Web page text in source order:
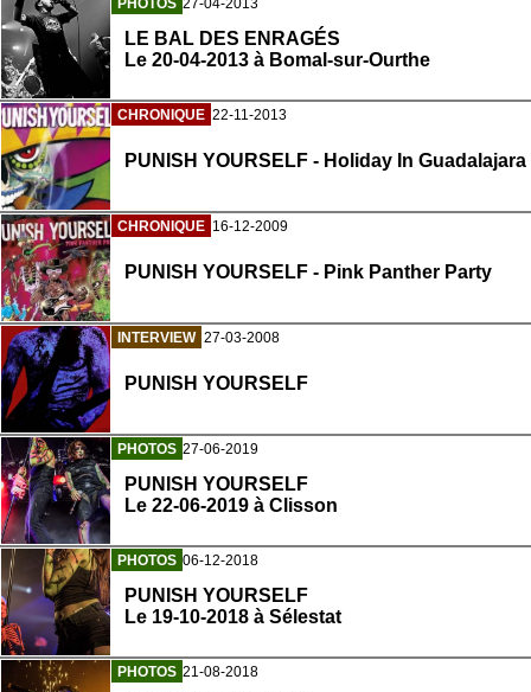
PHOTOS 27-04-2013
LE BAL DES ENRAGÉS
Le 20-04-2013 à Bomal-sur-Ourthe
CHRONIQUE 22-11-2013
PUNISH YOURSELF - Holiday In Guadalajara
CHRONIQUE 16-12-2009
PUNISH YOURSELF - Pink Panther Party
INTERVIEW 27-03-2008
PUNISH YOURSELF
PHOTOS 27-06-2019
PUNISH YOURSELF
Le 22-06-2019 à Clisson
PHOTOS 06-12-2018
PUNISH YOURSELF
Le 19-10-2018 à Sélestat
PHOTOS 21-08-2018